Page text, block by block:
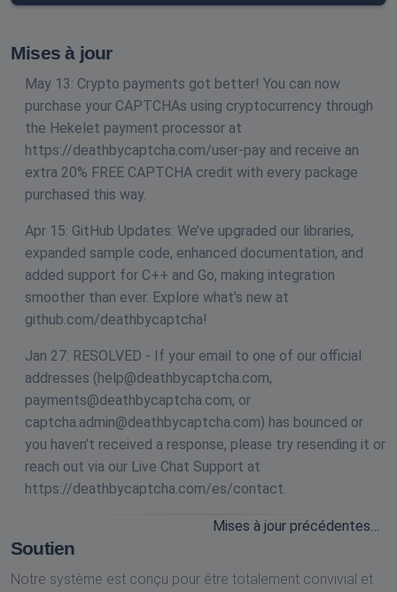
Mises à jour
May 13: Crypto payments got better! You can now
purchase your CAPTCHAs using cryptocurrency through
the Hekelet payment processor at
https://deathbycaptcha.com/user-pay and receive an
extra 20% FREE CAPTCHA credit with every package
purchased this way.
Apr 15: GitHub Updates: We’ve upgraded our libraries,
expanded sample code, enhanced documentation, and
added support for C++ and Go, making integration
smoother than ever. Explore what’s new at
github.com/deathbycaptcha!
Jan 27: RESOLVED - If your email to one of our official
addresses (help@deathbycaptcha.com,
payments@deathbycaptcha.com, or
captcha.admin@deathbycaptcha.com) has bounced or
you haven’t received a response, please try resending it or
reach out via our Live Chat Support at
https://deathbycaptcha.com/es/contact.
Mises à jour précédentes…
Soutien
Notre système est conçu pour être totalement convivial et